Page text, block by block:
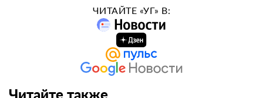
ЧИТАЙТЕ «УГ» В:
Читайте также